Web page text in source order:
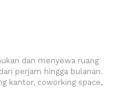
dan menyewa ruang
perjam hingga bulanan.
kantor, coworking space,